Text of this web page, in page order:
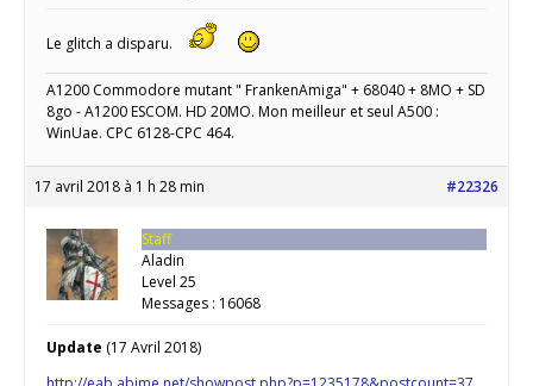
Le glitch a disparu.
A1200 Commodore mutant " FrankenAmiga" + 68040 + 8MO + SD
8go - A1200 ESCOM. HD 20MO. Mon meilleur et seul A500 :
WinUae. CPC 6128-CPC 464.
17 avril 2018 à 1 h 28 min #22326
Staff
Aladin
Level 25
Messages : 16068
Update (17 Avril 2018)